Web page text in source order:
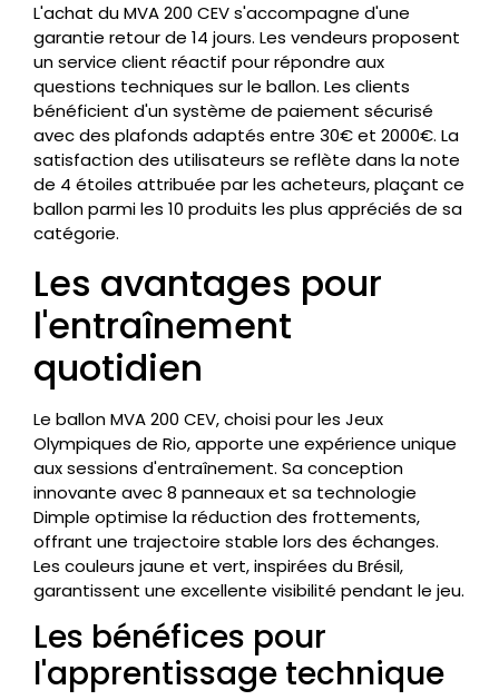
L'achat du MVA 200 CEV s'accompagne d'une
garantie retour de 14 jours. Les vendeurs proposent
un service client réactif pour répondre aux
questions techniques sur le ballon. Les clients
bénéficient d'un système de paiement sécurisé
avec des plafonds adaptés entre 30€ et 2000€. La
satisfaction des utilisateurs se reflète dans la note
de 4 étoiles attribuée par les acheteurs, plaçant ce
ballon parmi les 10 produits les plus appréciés de sa
catégorie.
Les avantages pour
l'entraînement
quotidien
Le ballon MVA 200 CEV, choisi pour les Jeux
Olympiques de Rio, apporte une expérience unique
aux sessions d'entraînement. Sa conception
innovante avec 8 panneaux et sa technologie
Dimple optimise la réduction des frottements,
offrant une trajectoire stable lors des échanges.
Les couleurs jaune et vert, inspirées du Brésil,
garantissent une excellente visibilité pendant le jeu.
Les bénéfices pour
l'apprentissage technique